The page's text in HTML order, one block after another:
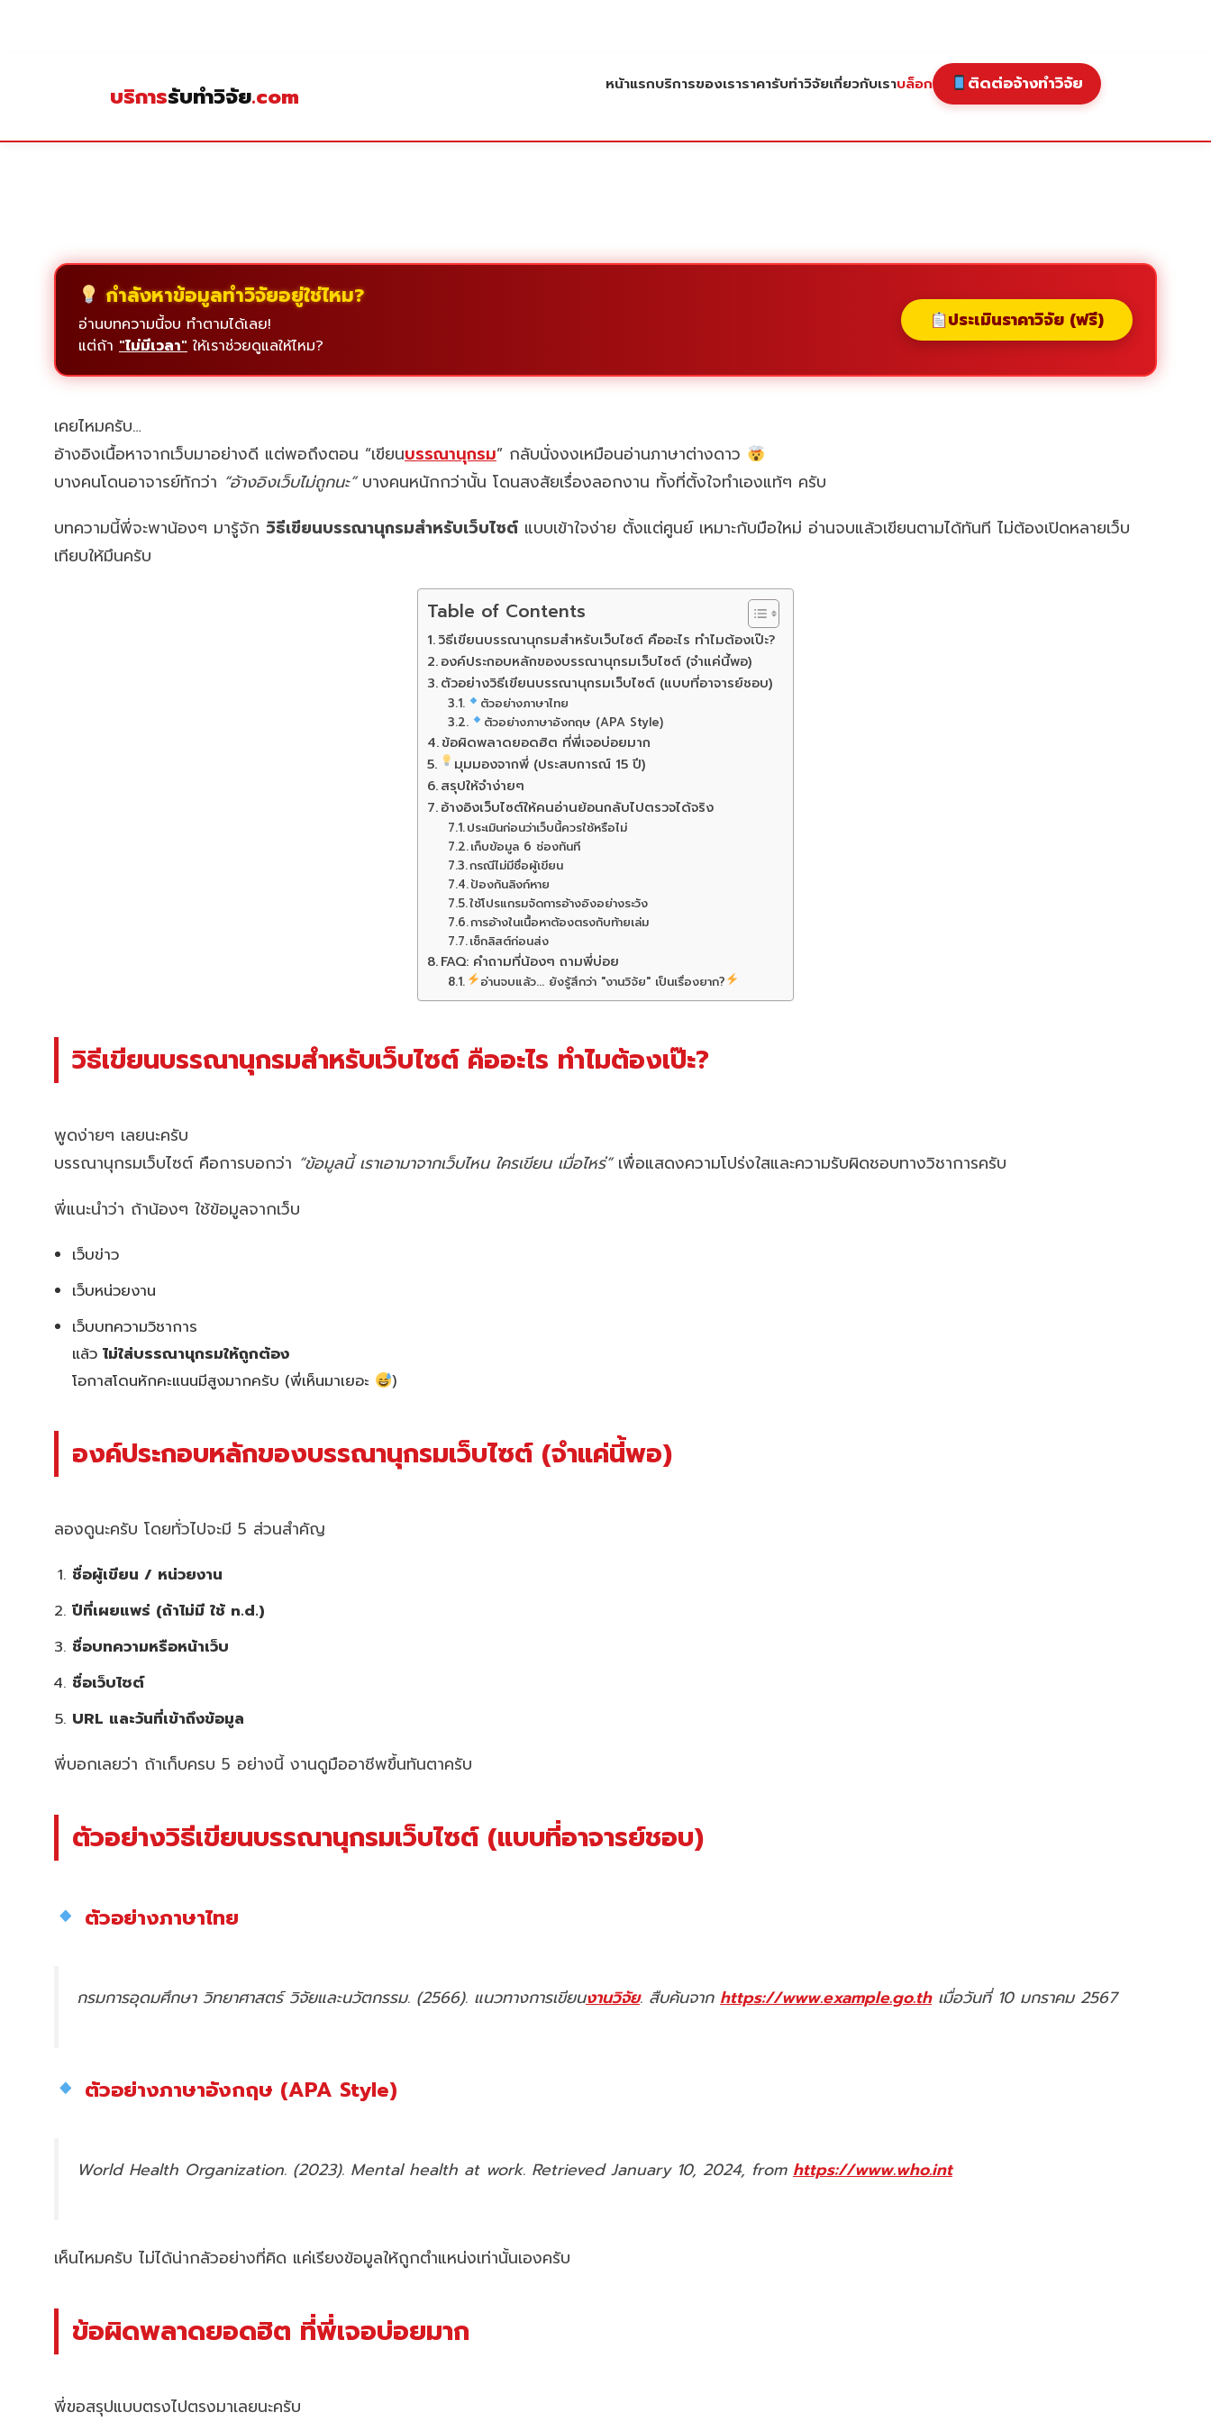
บริการรับทำวิจัย.com หน้าแรกบริการของเราราคารับทำวิจัยเกี่ยวกับเราบล็อก ติดต่อจ้างทำวิจัย
กำลังหาข้อมูลทำวิจัยอยู่ใช่ไหม?
อ่านบทความนี้จบ ทำตามได้เลย!
แต่ถ้า "ไม่มีเวลา" ให้เราช่วยดูแลให้ไหม?
ประเมินราคาวิจัย (ฟรี)
เคยไหมครับ…
อ้างอิงเนื้อหาจากเว็บมาอย่างดี แต่พอถึงตอน “เขียนบรรณานุกรม” กลับนั่งงงเหมือนอ่านภาษาต่างดาว
บางคนโดนอาจารย์ทักว่า “อ้างอิงเว็บไม่ถูกนะ”บางคนหนักกว่านั้น โดนสงสัยเรื่องลอกงาน ทั้งที่ตั้งใจทำเองแท้ๆ ครับ
บทความนี้พี่จะพาน้องๆ มารู้จัก วิธีเขียนบรรณานุกรมสำหรับเว็บไซต์ แบบเข้าใจง่าย ตั้งแต่ศูนย์ เหมาะกับมือใหม่ อ่านจบแล้วเขียนตามได้ทันที ไม่ต้องเปิดหลายเว็บ
เทียบให้มึนครับ
Table of Contents
วิธีเขียนบรรณานุกรมสำหรับเว็บไซต์ คืออะไร ทำไมต้องเป๊ะ?
องค์ประกอบหลักของบรรณานุกรมเว็บไซต์ (จำแค่นี้พอ)
ตัวอย่างวิธีเขียนบรรณานุกรมเว็บไซต์ (แบบที่อาจารย์ชอบ)
ตัวอย่างภาษาไทย
ตัวอย่างภาษาอังกฤษ (APA Style)
ข้อผิดพลาดยอดฮิต ที่พี่เจอบ่อยมาก
มุมมองจากพี่ (ประสบการณ์ 15 ปี)
สรุปให้จำง่ายๆ
อ้างอิงเว็บไซต์ให้คนอ่านย้อนกลับไปตรวจได้จริง
ประเมินก่อนว่าเว็บนี้ควรใช้หรือไม่
เก็บข้อมูล 6 ช่องทันที
กรณีไม่มีชื่อผู้เขียน
ป้องกันลิงก์หาย
ใช้โปรแกรมจัดการอ้างอิงอย่างระวัง
การอ้างในเนื้อหาต้องตรงกับท้ายเล่ม
เช็กลิสต์ก่อนส่ง
FAQ: คำถามที่น้องๆ ถามพี่บ่อย
อ่านจบแล้ว... ยังรู้สึกว่า "งานวิจัย" เป็นเรื่องยาก?
วิธีเขียนบรรณานุกรมสำหรับเว็บไซต์ คืออะไร ทำไมต้องเป๊ะ?
พูดง่ายๆ เลยนะครับ
บรรณานุกรมเว็บไซต์ คือการบอกว่า “ข้อมูลนี้ เราเอามาจากเว็บไหน ใครเขียน เมื่อไหร่”เพื่อแสดงความโปร่งใสและความรับผิดชอบทางวิชาการครับ
พี่แนะนำว่า ถ้าน้องๆ ใช้ข้อมูลจากเว็บ
เว็บข่าว
เว็บหน่วยงาน
เว็บบทความวิชาการ
แล้ว ไม่ใส่บรรณานุกรมให้ถูกต้อง
โอกาสโดนหักคะแนนมีสูงมากครับ (พี่เห็นมาเยอะ
)
องค์ประกอบหลักของบรรณานุกรมเว็บไซต์ (จำแค่นี้พอ)
ลองดูนะครับ โดยทั่วไปจะมี 5 ส่วนสำคัญ
ชื่อผู้เขียน / หน่วยงาน
ปีที่เผยแพร่ (ถ้าไม่มี ใช้ n.d.)
ชื่อบทความหรือหน้าเว็บ
ชื่อเว็บไซต์
URL และวันที่เข้าถึงข้อมูล
พี่บอกเลยว่า ถ้าเก็บครบ 5 อย่างนี้ งานดูมืออาชีพขึ้นทันตาครับ
ตัวอย่างวิธีเขียนบรรณานุกรมเว็บไซต์ (แบบที่อาจารย์ชอบ)
ตัวอย่างภาษาไทย
กรมการอุดมศึกษา วิทยาศาสตร์ วิจัยและนวัตกรรม. (2566). แนวทางการเขียนงานวิจัย. สืบค้นจาก https://www.example.go.thเมื่อวันที่ 10 มกราคม 2567
ตัวอย่างภาษาอังกฤษ (APA Style)
World Health Organization. (2023). Mental health at work. Retrieved January 10, 2024, from https://www.who.int
เห็นไหมครับ ไม่ได้น่ากลัวอย่างที่คิด แค่เรียงข้อมูลให้ถูกตำแหน่งเท่านั้นเองครับ
ข้อผิดพลาดยอดฮิต ที่พี่เจอบ่อยมาก
พี่ขอสรุปแบบตรงไปตรงมาเลยนะครับ